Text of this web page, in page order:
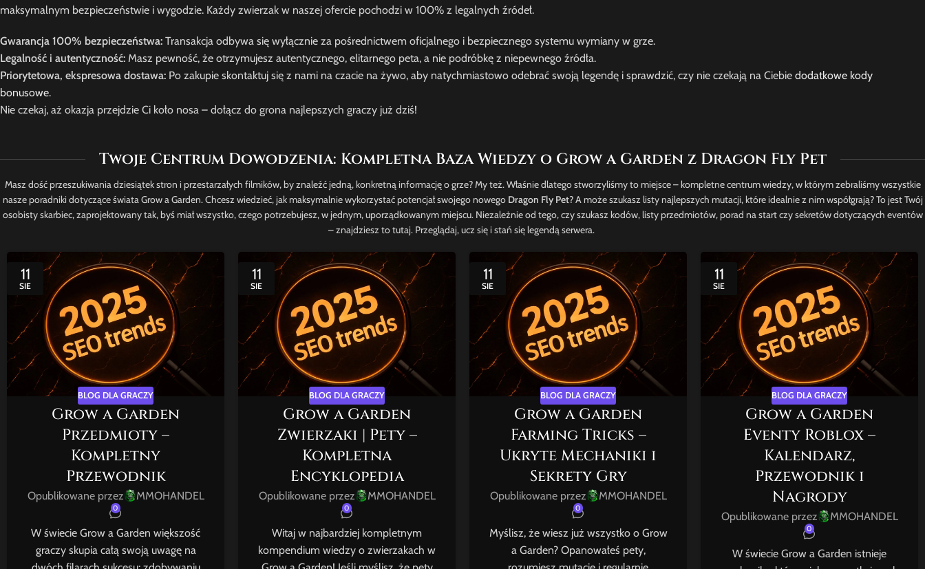
maksymalnym bezpieczeństwie i wygodzie. Każdy zwierzak w naszej ofercie pochodzi w 100% z legalnych źródeł.
Gwarancja 100% bezpieczeństwa: Transakcja odbywa się wyłącznie za pośrednictwem oficjalnego i bezpiecznego systemu wymiany w grze.
Legalność i autentyczność: Masz pewność, że otrzymujesz autentycznego, elitarnego peta, a nie podróbkę z niepewnego źródła.
Priorytetowa, ekspresowa dostawa: Po zakupie skontaktuj się z nami na czacie na żywo, aby natychmiastowo odebrać swoją legendę i sprawdzić, czy nie czekają na Ciebie dodatkowe kody
bonusowe.
Nie czekaj, aż okazja przejdzie Ci koło nosa – dołącz do grona najlepszych graczy już dziś!
Twoje Centrum Dowodzenia: Kompletna Baza Wiedzy o Grow a Garden z Dragon Fly Pet
Masz dość przeszukiwania dziesiątek stron i przestarzałych filmików, by znaleźć jedną, konkretną informację o grze? My też. Właśnie dlatego stworzyliśmy to miejsce – kompletne centrum wiedzy, w którym zebraliśmy wszystkie
nasze poradniki dotyczące świata Grow a Garden. Chcesz wiedzieć, jak maksymalnie wykorzystać potencjał swojego nowego Dragon Fly Pet? A może szukasz listy najlepszych mutacji, które idealnie z nim współgrają? To jest Twój
osobisty skarbiec, zaprojektowany tak, byś miał wszystko, czego potrzebujesz, w jednym, uporządkowanym miejscu. Niezależnie od tego, czy szukasz kodów, listy przedmiotów, porad na start czy sekretów dotyczących eventów
– znajdziesz to tutaj. Przeglądaj, ucz się i stań się legendą serwera.
11
SIE
BLOG DLA GRACZY
Grow a Garden
Przedmioty –
Kompletny
Przewodnik
Opublikowane przez MMOHANDEL
0
W świecie Grow a Garden większość
graczy skupia całą swoją uwagę na
11
SIE
BLOG DLA GRACZY
Grow a Garden
Zwierzaki | Pety –
Kompletna
Encyklopedia
Opublikowane przez MMOHANDEL
0
Witaj w najbardziej kompletnym
kompendium wiedzy o zwierzakach w
11
SIE
BLOG DLA GRACZY
Grow a Garden
Farming Tricks –
Ukryte Mechaniki i
Sekrety Gry
Opublikowane przez MMOHANDEL
0
Myślisz, że wiesz już wszystko o Grow
a Garden? Opanowałeś pety,
11
SIE
BLOG DLA GRACZY
Grow a Garden
Eventy Roblox –
Kalendarz,
Przewodnik i
Nagrody
Opublikowane przez MMOHANDEL
0
W świecie Grow a Garden istnieje